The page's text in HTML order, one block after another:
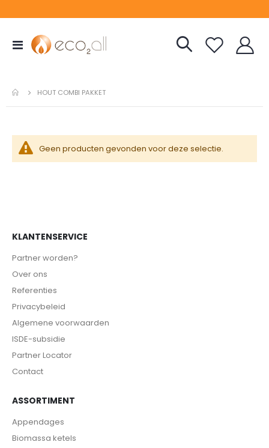
Toggle
Nav
HOUT COMBI PAKKET
Geen producten gevonden voor deze selectie.
KLANTENSERVICE
Partner worden?
Over ons
Referenties
Privacybeleid
Algemene voorwaarden
ISDE-subsidie
Partner Locator
Contact
ASSORTIMENT
Appendages
Biomassa ketels